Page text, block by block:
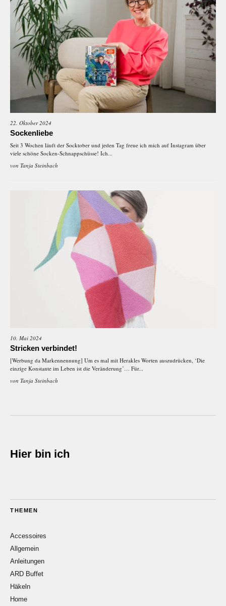
22. Oktober 2024
Sockenliebe
Seit 3 Wochen läuft der Socktober und jeden Tag freue ich mich auf Instagram über
viele schöne Socken-Schnappschüsse! Ich...
von Tanja Steinbach
10. Mai 2024
Stricken verbindet!
[Werbung da Markennennung] Um es mal mit Herakles Worten auszudrücken, ‘Die
einzige Konstante im Leben ist die Veränderung’… Für...
von Tanja Steinbach
Hier bin ich
THEMEN
Accessoires
Allgemein
Anleitungen
ARD Buffet
Häkeln
Home